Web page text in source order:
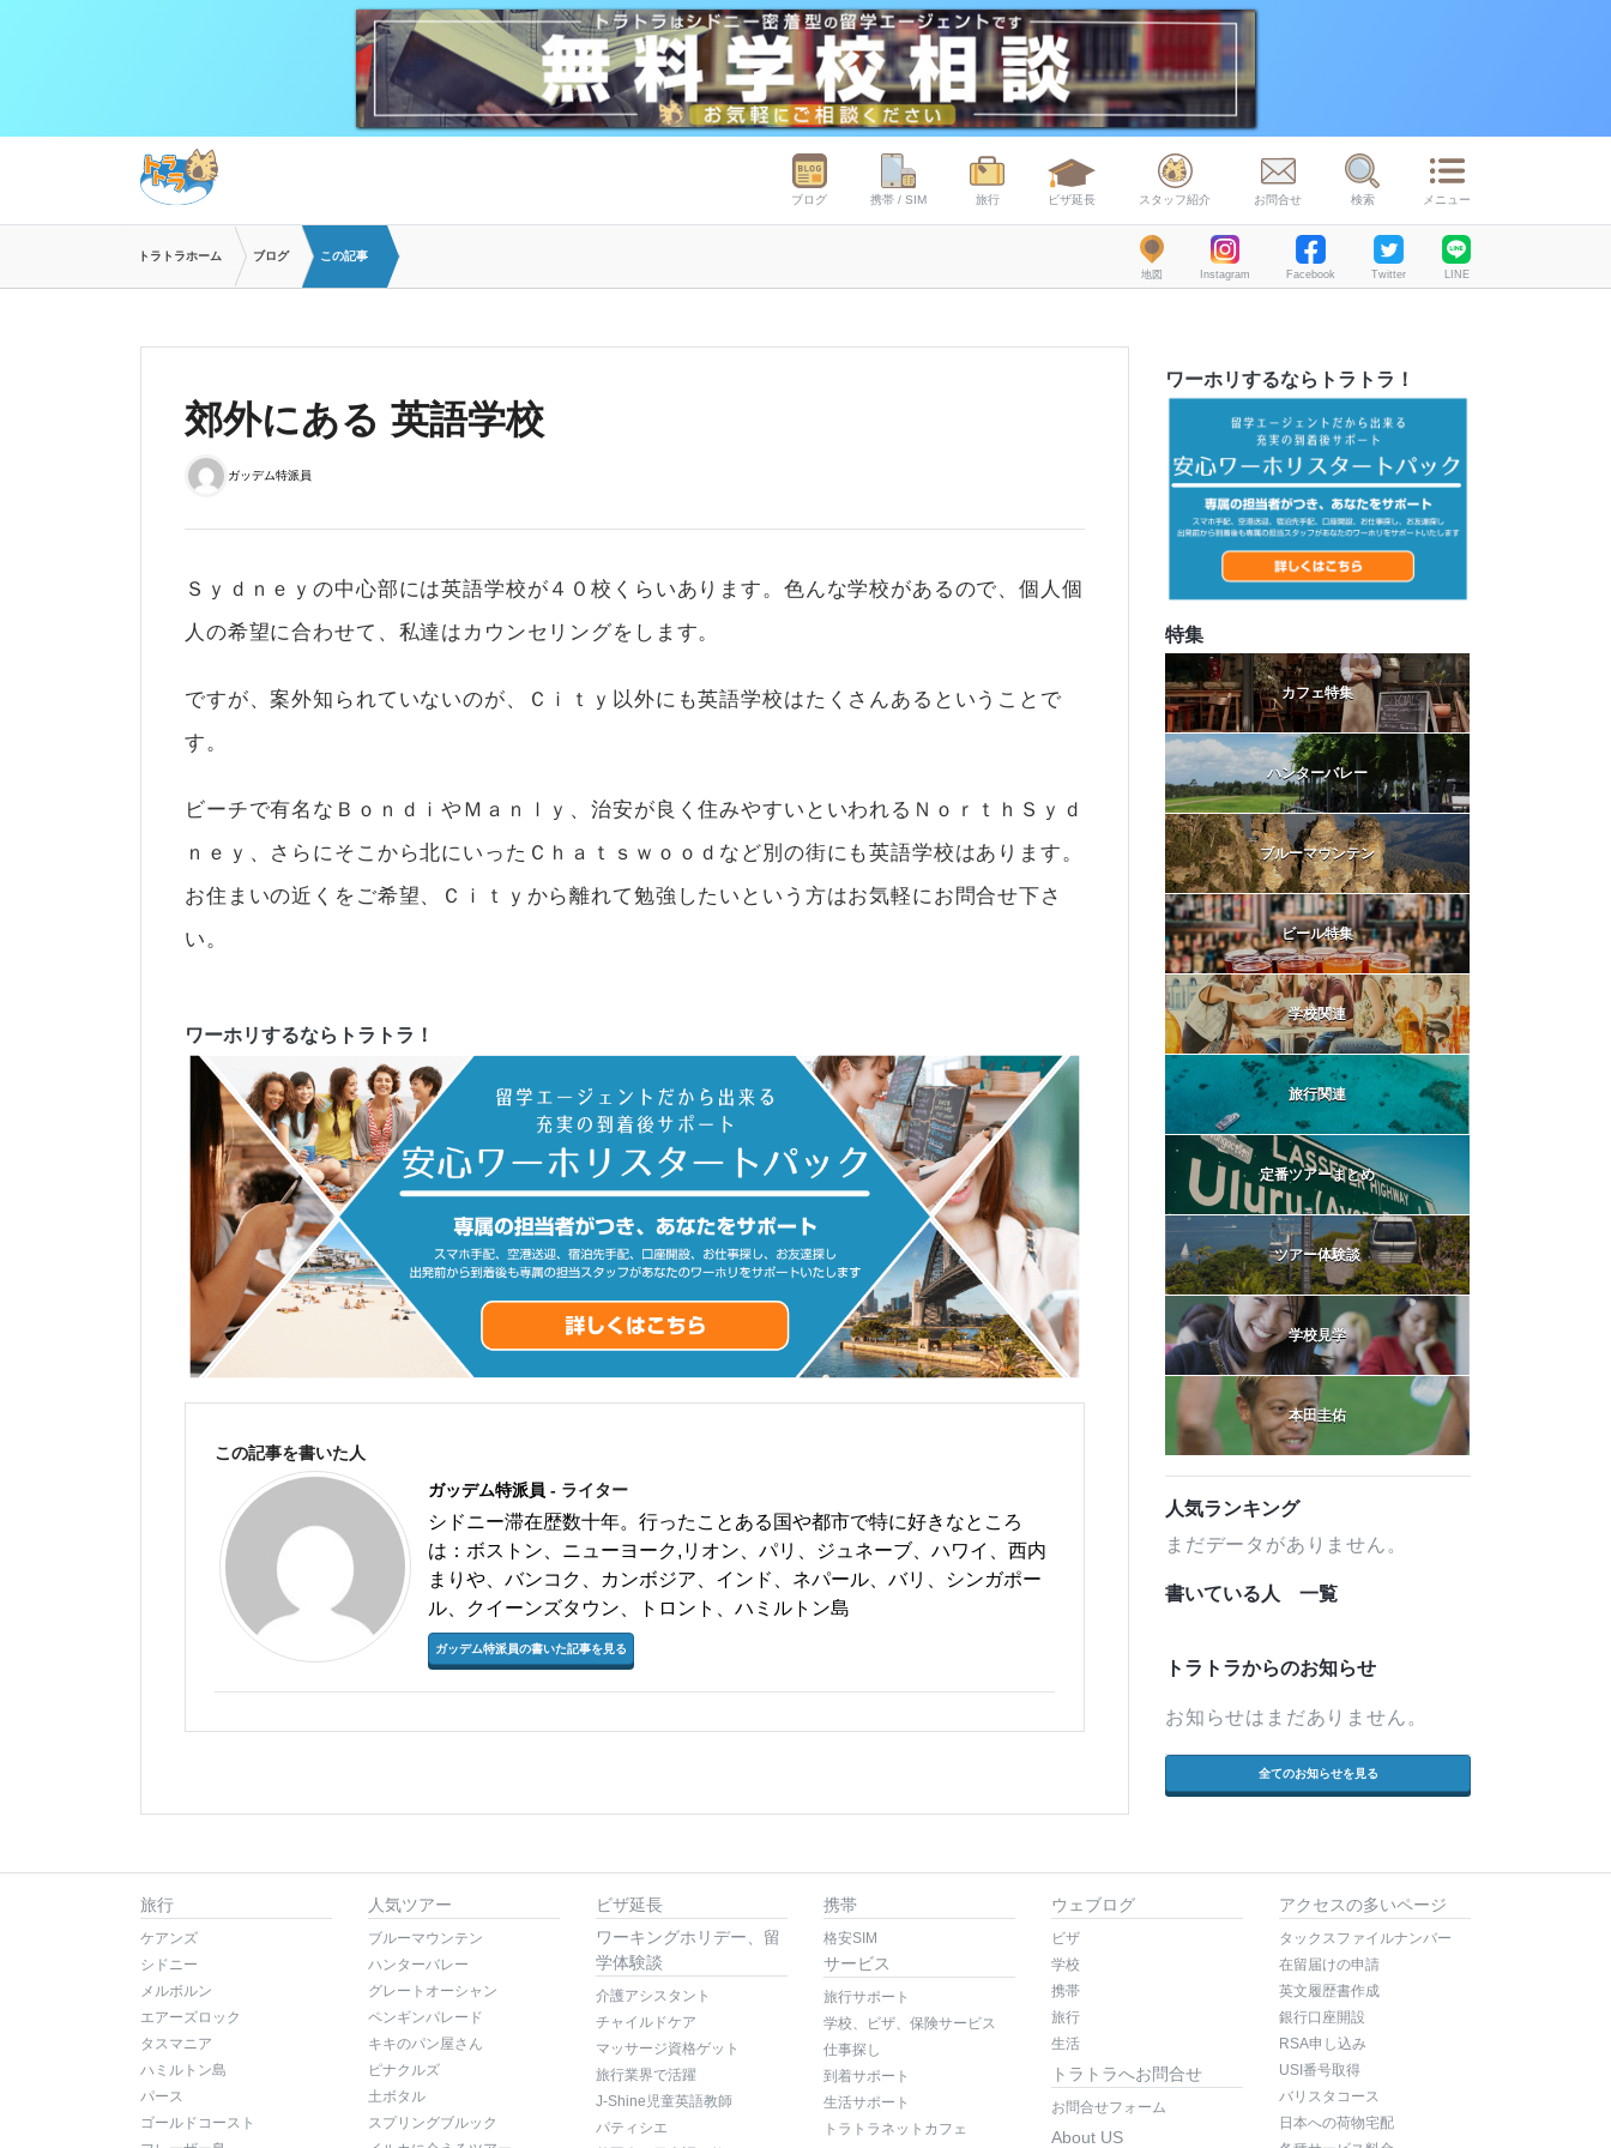
ブログ 携帯 / SIM 旅行 ビザ延長 スタッフ紹介 お問合せ 検索 メニュー
トラトラホーム ブログ この記事
地図 Instagram Facebook Twitter LINE
郊外にある 英語学校
ガッデム特派員
Ｓｙｄｎｅｙの中心部には英語学校が４０校くらいあります。色んな学校があるので、個人個
人の希望に合わせて、私達はカウンセリングをします。
ですが、案外知られていないのが、Ｃｉｔｙ以外にも英語学校はたくさんあるということで
す。
ビーチで有名なＢｏｎｄｉやＭａｎｌｙ、治安が良く住みやすいといわれるＮｏｒｔｈＳｙｄ
ｎｅｙ、さらにそこから北にいったＣｈａｔｓｗｏｏｄなど別の街にも英語学校はあります。
お住まいの近くをご希望、Ｃｉｔｙから離れて勉強したいという方はお気軽にお問合せ下さ
い。
ワーホリするならトラトラ！
この記事を書いた人
ガッデム特派員 - ライター
シドニー滞在歴数十年。行ったことある国や都市で特に好きなところ
は：ボストン、ニューヨーク,リオン、パリ、ジュネーブ、ハワイ、西内
まりや、バンコク、カンボジア、インド、ネパール、バリ、シンガポー
ル、クイーンズタウン、トロント、ハミルトン島
ガッデム特派員の書いた記事を見る
ワーホリするならトラトラ！
特集
カフェ特集
ハンターバレー
ブルーマウンテン
ビール特集
学校関連
旅行関連
定番ツアーまとめ
ツアー体験談
学校見学
本田圭佑
人気ランキング
まだデータがありません。
書いている人 一覧
トラトラからのお知らせ
お知らせはまだありません。
全てのお知らせを見る
旅行
ケアンズ
シドニー
メルボルン
エアーズロック
タスマニア
ハミルトン島
パース
ゴールドコースト
人気ツアー
ブルーマウンテン
ハンターバレー
グレートオーシャン
ペンギンパレード
キキのパン屋さん
ピナクルズ
土ボタル
スプリングブルック
ビザ延長
ワーキングホリデー、留
学体験談
介護アシスタント
チャイルドケア
マッサージ資格ゲット
旅行業界で活躍
J-Shine児童英語教師
パティシエ
携帯
格安SIM
サービス
旅行サポート
学校、ビザ、保険サービス
仕事探し
到着サポート
生活サポート
トラトラネットカフェ
ウェブログ
ビザ
学校
携帯
旅行
生活
トラトラへお問合せ
お問合せフォーム
About US
アクセスの多いページ
タックスファイルナンバー
在留届けの申請
英文履歴書作成
銀行口座開設
RSA申し込み
USI番号取得
バリスタコース
日本への荷物宅配